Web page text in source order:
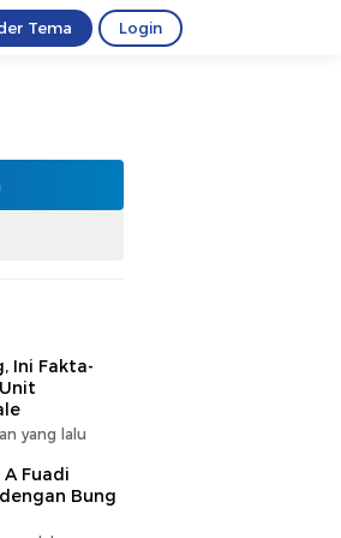
Tema Login
Ini Fakta-
yang lalu
A Fuadi
Bung